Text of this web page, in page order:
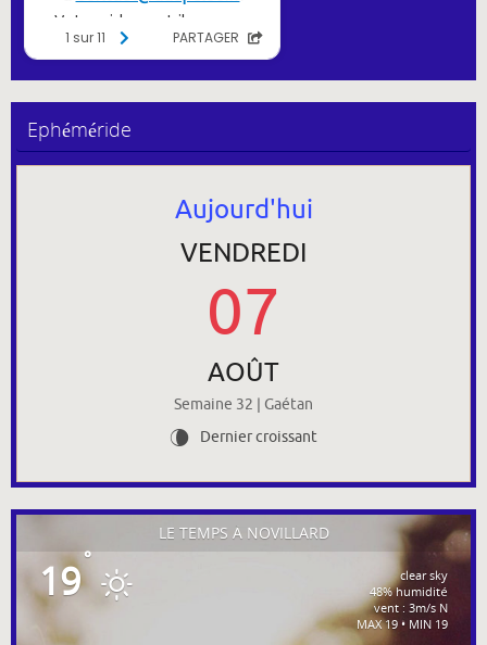
Ephéméride
Aujourd'hui
VENDREDI
07
AOÛT
Semaine 32 | Gaétan
V Dernier croissant
LE TEMPS À NOVILLARD
19°
clear sky
48% humidité
vent : 3m/s N
MAX 19 • MIN 19